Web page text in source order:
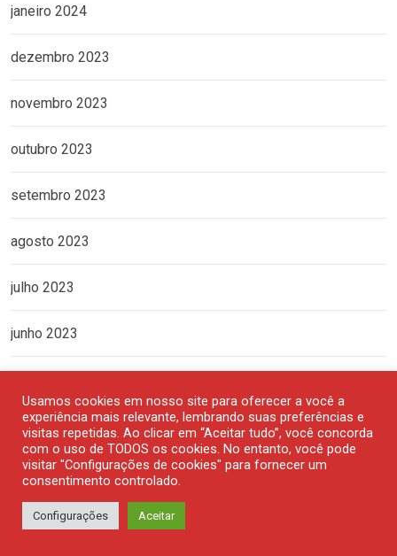
janeiro 2024
dezembro 2023
novembro 2023
outubro 2023
setembro 2023
agosto 2023
julho 2023
junho 2023
abril 2023
março 2023
fevereiro 2023
Usamos cookies em nosso site para oferecer a você a
experiência mais relevante, lembrando suas preferências e
visitas repetidas. Ao clicar em “Aceitar tudo”, você concorda
com o uso de TODOS os cookies. No entanto, você pode
visitar "Configurações de cookies" para fornecer um
consentimento controlado.
Configurações Aceitar